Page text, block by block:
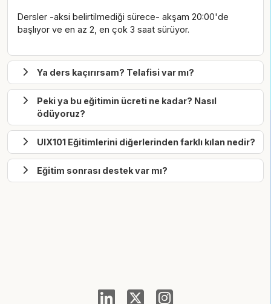
Dersler -aksi belirtilmediği sürece- akşam 20:00'de
başlıyor ve en az 2, en çok 3 saat sürüyor.
Ya ders kaçırırsam? Telafisi var mı?
Peki ya bu eğitimin ücreti ne kadar? Nasıl
ödüyoruz?
%20 İNDİRİMİ
UIX101 Eğitimlerini diğerlerinden farklı kılan nedir?
Eğitim sonrası destek var mı?